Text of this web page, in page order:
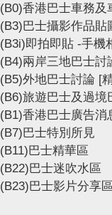
(B0)香港巴士車務及
(B3)巴士攝影作品貼
(B3i)即拍即貼 -手機
(B4)兩岸三地巴士討
(B5)外地巴士討論 [
(B6)旅遊巴士及過境
(B1)香港巴士廣告消
(B7)巴士特別所見
(B11)巴士精華區
(B22)巴士迷吹水區
(B23)巴士影片分享區